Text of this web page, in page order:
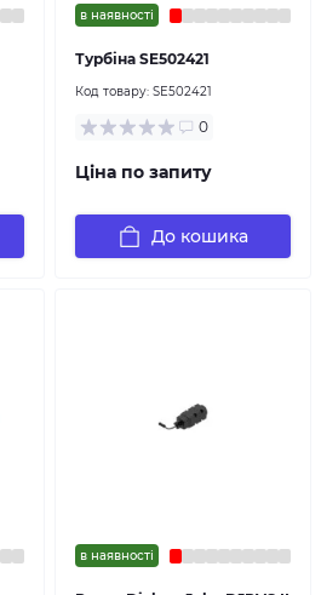
в наявності
Турбіна SE502421
Код товару: SE502421
0
Ціна по запиту
До кошика
в наявності